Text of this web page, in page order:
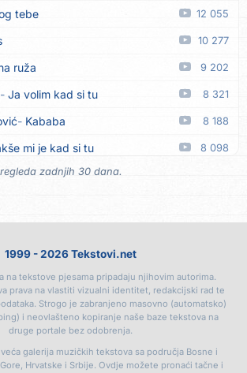
Do zadnje kapi 07.08
07.08
mi Stubicu 07.08
Band Anđeo moj 07.08
Vrati se 07.08
me ti (Anksiozna) 06.08
Time
Daj mu sve što si dala meni
oči pospane 06.08
Pjesma za tebe 06.08
Pozitiva
Za nas 06.08
tebe 12 055
10 277
ruža 9 202
Ja volim kad si tu 8 321
Kababa 8 188
mi je kad si tu 8 098
Ovo u grudima
si mi 6 526
6 392
Ova mačka do mene
Pjevat ćemo šta nam srce zna 6 003
zadnjih 30 dana.
1999 - 2026 Tekstovi.net
na tekstove pjesama pripadaju njihovim autorima.
prava na vlastiti vizualni identitet, redakcijski rad te
Strogo je zabranjeno masovno (automatsko)
i neovlašteno kopiranje naše baze tekstova na
druge portale bez odobrenja.
galerija muzičkih tekstova sa područja Bosne i
Hrvatske i Srbije. Ovdje možete pronaći tačne i